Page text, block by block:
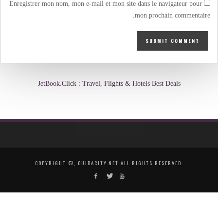
Enregistrer mon nom, mon e-mail et mon site dans le navigateur pour
mon prochain commentaire.
JetBook.Click : Travel, Flights & Hotels Best Deals
COPYRIGHT ©, OUJDACITY.NET ALL RIGHTS RESERVED.